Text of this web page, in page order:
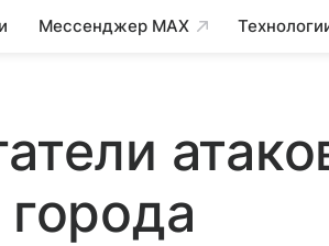
Мессенджер MAX